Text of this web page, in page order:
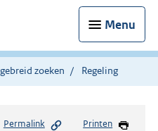
Menu
zoeken Regeling
Permalink Printen